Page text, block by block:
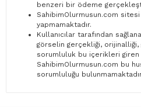
benzeri bir ödeme
SahibimOlurmusun.com sitesi
yapmamaktadır.
Kullanıcılar tarafından
görselin gerçekliği, orijinalliği,
sorumluluk bu içerikleri giren
SahibimOlurmusun.com bu
sorumluluğu